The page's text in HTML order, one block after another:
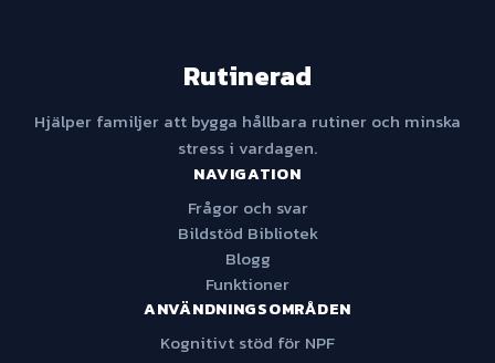
Rutinerad
Hjälper familjer att bygga hållbara rutiner och minska
stress i vardagen.
NAVIGATION
Frågor och svar
Bildstöd Bibliotek
Blogg
Funktioner
ANVÄNDNINGSOMRÅDEN
Kognitivt stöd för NPF